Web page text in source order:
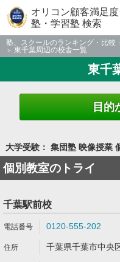
オリコン顧客満足
塾・学習塾 検索
塾、スクールのランキング・比較
東千葉周辺の校舎一覧
東千
目的
大学受験： 集団塾 映像授業
個別教室のトライ
千葉駅前校
0120-555-202
千葉県千葉市中央